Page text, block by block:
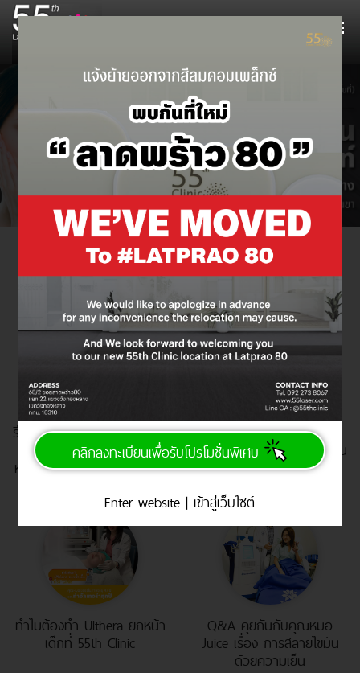
คลิกลงทะเบียนเพื่อรับโปรโมชั่นพิเศษ
Enter website | เข้าสู่เว็บไซต์
บทความจากคุณหมอ
รีวิว : Filler ใต้ตา ปรับรูปหน้า
สดใส ยกกระชับ โดย คุณ
หมอจุ๊ย (นพ.ชัยวัฒน์ ทรงศิริ
การยกกระชับผิว โดยไม่
ผ่าตัด มีหลายแบบจัง ต่างกัน
ยังไง?
ทำไมต้องทำ Ulthera ยกหน้า
เด็กที่ 55th Clinic
Q&A คุยกันกับคุณหมอ
Juice เรื่อง การสลายไขมัน
ด้วยความเย็น